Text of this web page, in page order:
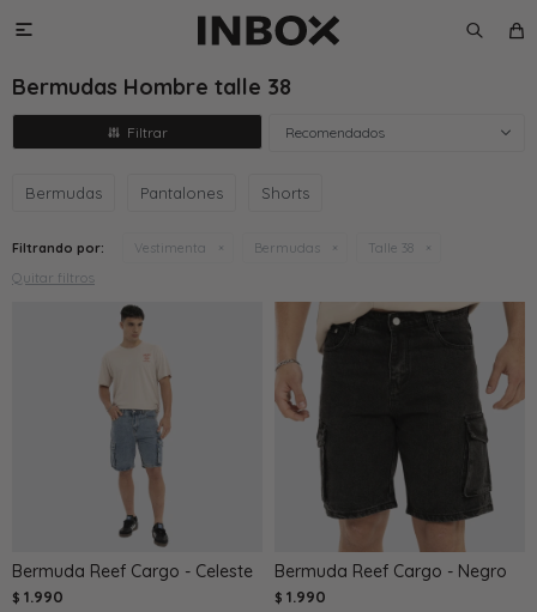

Bermudas Hombre talle 38
Recomendados
Bermudas Pantalones Shorts
Filtrando por: Vestimenta Bermudas Talle 38
Quitar filtros
Bermuda Reef Cargo - Celeste
$ 1.990
Bermuda Reef Cargo - Negro
$ 1.990